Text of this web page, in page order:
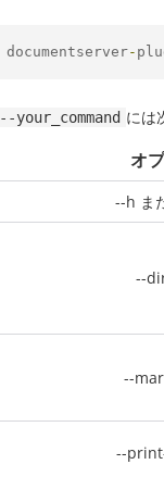
documentserver-
--your_command には
オ
--h ま
--
--
--